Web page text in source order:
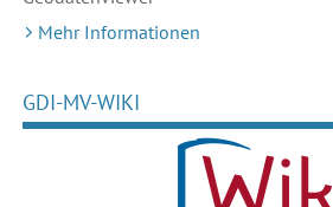
Mehr Informationen
GDI-MV-WIKI